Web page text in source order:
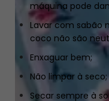
máquina pode
Lavar com sabão
coco não são
Enxaguar bem;
Não limpar à seco;
Secar sempre à